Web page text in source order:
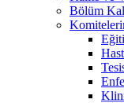
Bölüm